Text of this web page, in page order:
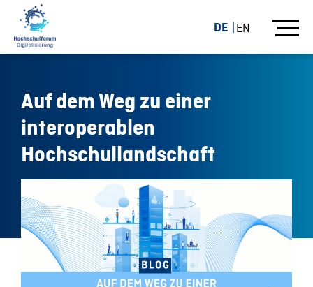
DE EN
Auf dem Weg zu einer
interoperablen
Hochschullandschaft